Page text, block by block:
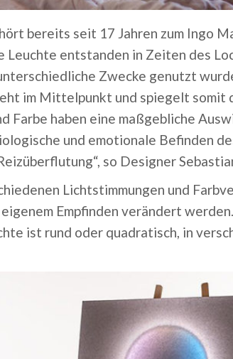
bereits seit 17 Jahren zum Ingo
entstanden in Zeiten des
Zwecke genutzt
im Mittelpunkt und spiegelt somit
Farbe haben eine maßgebliche
und emotionale Befinden
so Designer
Lichtstimmungen und
Empfinden verändert
ist rund oder quadratisch, in